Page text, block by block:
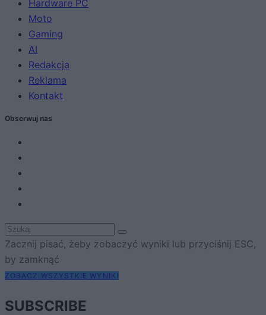
Hardware PC
Moto
Gaming
AI
Redakcja
Reklama
Kontakt
Obserwuj nas
Zacznij pisać, żeby zobaczyć wyniki lub przyciśnij ESC,
by zamknąć
ZOBACZ WSZYSTKIE WYNIKI
SUBSCRIBE